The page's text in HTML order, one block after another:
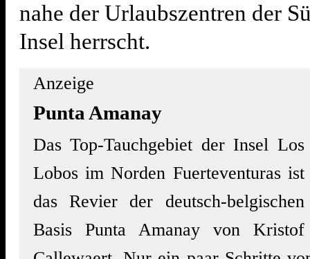
nahe der Urlaubszentren der
Insel herrscht.
Anzeige
Punta Amanay
Das Top-Tauchgebiet der Insel Los
Lobos im Norden Fuerteventuras ist
das Revier der deutsch-belgischen
Basis Punta Amanay von Kristof